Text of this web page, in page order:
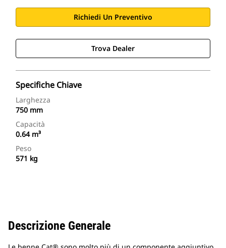
Richiedi Un Preventivo
Trova Dealer
Specifiche Chiave
Larghezza
750 mm
Capacità
0.64 m³
Peso
571 kg
Descrizione Generale